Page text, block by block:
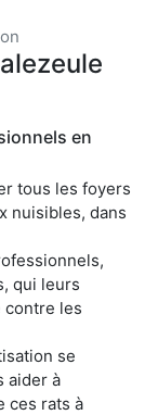
en
tous les foyers
nuisibles, dans
qui leurs
contre les
se
aider à
ces rats à